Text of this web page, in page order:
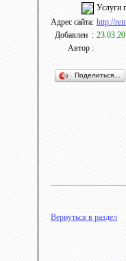
Услуги
Адрес сайта: http://
Добавлен :
Автор :
Поделиться…
Вернуться в раздел